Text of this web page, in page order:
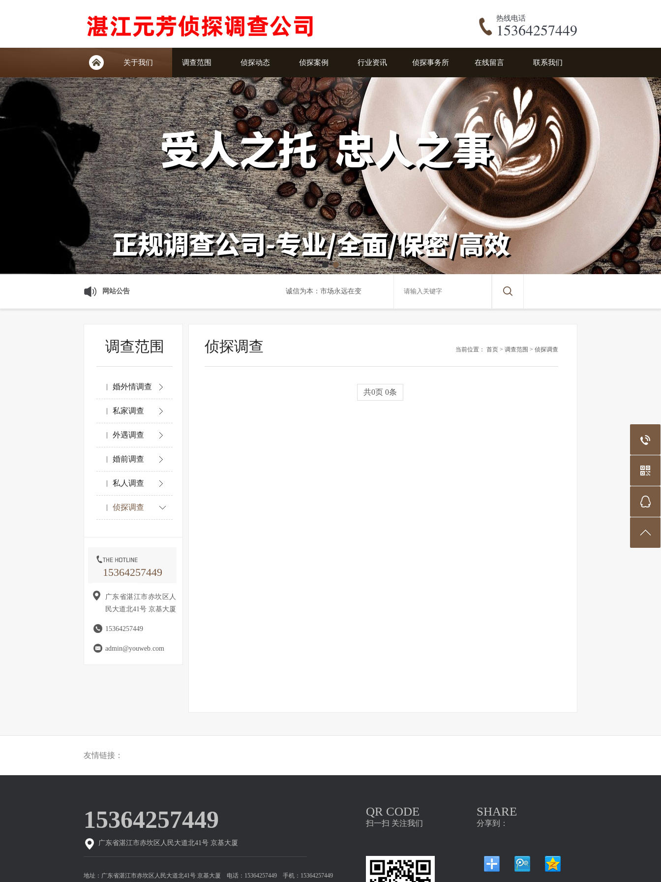
热线电话
15364257449
关于我们 调查范围 侦探动态 侦探案例 行业资讯 侦探事务所 在线留言 联系我们
网站公告 诚信为本：市场永远在变，诚信永远不变。
调查范围
婚外情调查
私家调查
外遇调查
婚前调查
私人调查
侦探调查
15364257449
广东省湛江市赤坎区人
民大道北41号 京基大厦
15364257449
admin@youweb.com
侦探调查 当前位置： 首页 > 调查范围 > 侦探调查
共0页 0条
友情链接：
15364257449
广东省湛江市赤坎区人民大道北41号 京基大厦
地址：广东省湛江市赤坎区人民大道北41号 京基大厦 电话：15364257449 手机：15364257449
QR CODE
扫一扫 关注我们
SHARE
分享到：